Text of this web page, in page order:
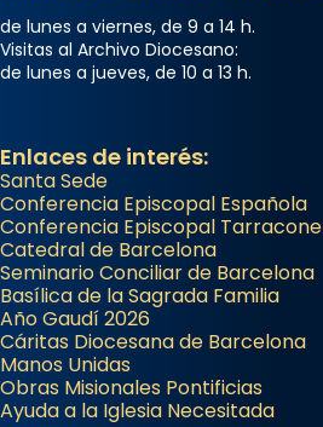
de lunes a viernes, de 9 a 14 h.
Visitas al Archivo Diocesano:
de lunes a jueves, de 10 a 13 h.
Enlaces de interés:
Santa Sede
Conferencia Episcopal Española
Conferencia Episcopal
Catedral de Barcelona
Seminario Conciliar de Barcelona
Basílica de la Sagrada Familia
Año Gaudí 2026
Cáritas Diocesana de Barcelona
Manos Unidas
Obras Misionales Pontificias
Ayuda a la Iglesia Necesitada